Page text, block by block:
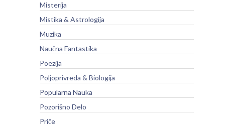
Misterija
Mistika & Astrologija
Muzika
Naučna Fantastika
Poezija
Poljoprivreda & Biologija
Popularna Nauka
Pozorišno Delo
Priče